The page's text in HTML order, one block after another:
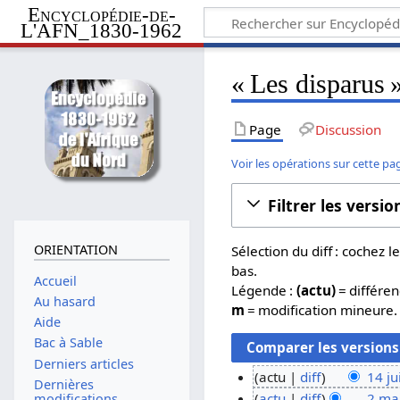
Encyclopédie-de-
L'AFN_1830-1962
« Les disparus
Page Discussion
Voir les opérations sur cette
Filtrer les
Sélection du diff : cochez
bas.
Légende :(actu)=
m = modification mineure.
actu diff 14
A
ORIENTATION
Accueil
Au hasard
Aide
Bac à Sable
Derniers articles
Dernières